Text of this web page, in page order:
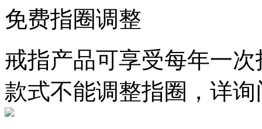
免费指圈调整
戒指产品可享受每年一
款式不能调整指圈，详